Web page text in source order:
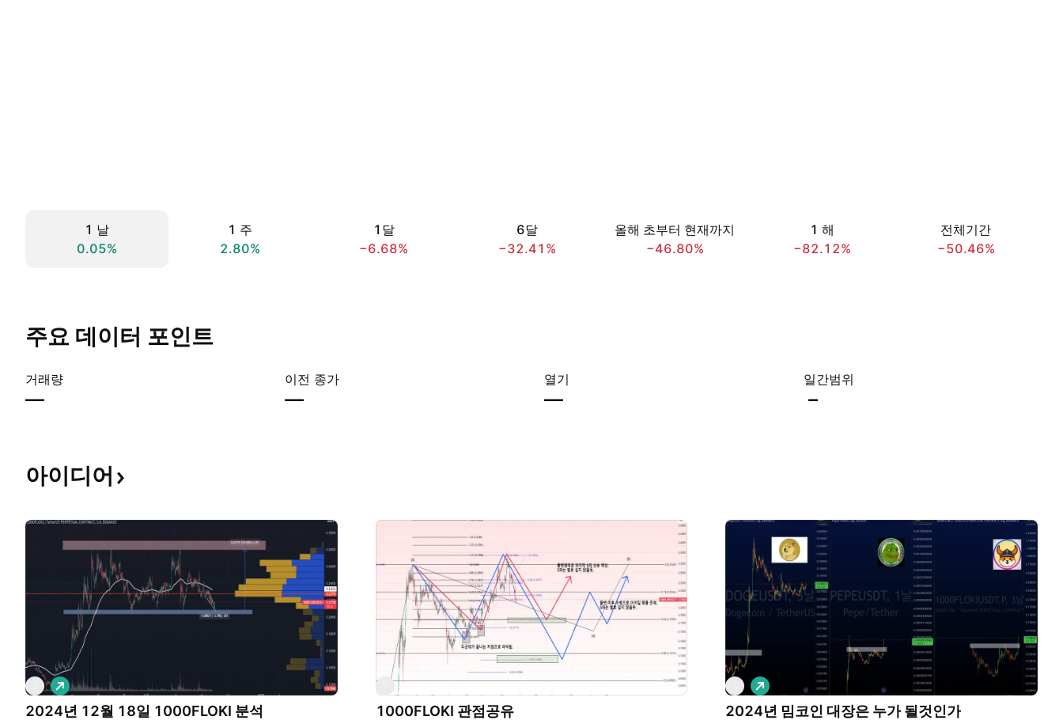
1 날
0.05%
1 주
2.80%
1달
−6.68%
6달
−32.41%
올해 초부터 현재까지
−46.80%
1 해
−82.12%
전체기간
−50.46%
주요 데이터 포인트
거래량
—
이전 종가
—
열기
—
일간범위
–
아이디어
2024년 12월 18일 1000FLOKI 분석
롱
1000FLOKI 관점공유 2024년 밈코인 대장은 누가 될것인가
롱